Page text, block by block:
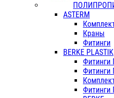
ASTERM
Краны
Фитинги
BERKE PLASTIK
Фитинги
Фитинги